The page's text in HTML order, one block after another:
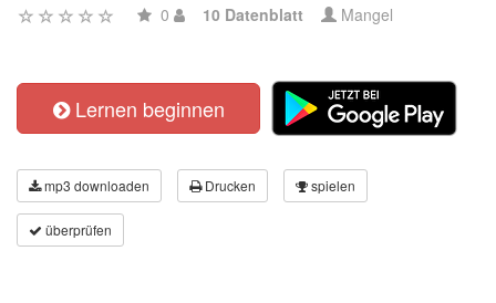
0 10 Datenblatt Mangel
Lernen beginnen
mp3 downloaden Drucken spielen
überprüfen